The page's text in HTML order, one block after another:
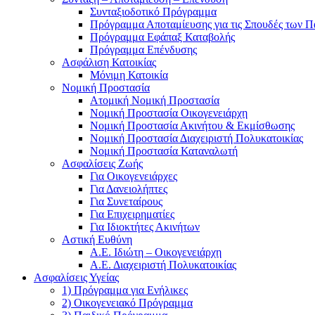
Συνταξιοδοτικό Πρόγραμμα
Πρόγραμμα Αποταμίευσης για τις Σπουδές των
Πρόγραμμα Εφάπαξ Καταβολής
Πρόγραμμα Επένδυσης
Ασφάλιση Κατοικίας
Μόνιμη Κατοικία
Νομική Προστασία
Ατομική Νομική Προστασία
Νομική Προστασία Οικογενειάρχη
Νομική Προστασία Ακινήτου & Εκμίσθωσης
Νομική Προστασία Διαχειριστή Πολυκατοικίας
Νομική Προστασία Καταναλωτή
Ασφαλίσεις Ζωής
Για Οικογενειάρχες
Για Δανειολήπτες
Για Συνεταίρους
Για Επιχειρηματίες
Για Ιδιοκτήτες Ακινήτων
Αστική Ευθύνη
Α.Ε. Ιδιώτη – Οικογενειάρχη
Α.Ε. Διαχειριστή Πολυκατοικίας
Ασφαλίσεις Υγείας
1) Πρόγραμμα για Ενήλικες
2) Οικογενειακό Πρόγραμμα